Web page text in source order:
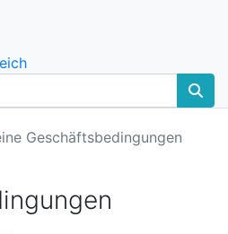
Geschäftsbedingungen